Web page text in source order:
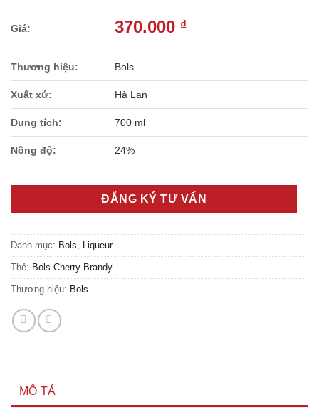
370.000 ₫
Thương hiệu: Bols
Xuất xứ: Hà Lan
Dung tích: 700 ml
Nồng độ: 24%
ĐĂNG KÝ TƯ VẤN
Danh mục: Bols Liqueur
Thẻ: Bols Cherry Brandy
Thương hiệu: Bols
MÔ TẢ